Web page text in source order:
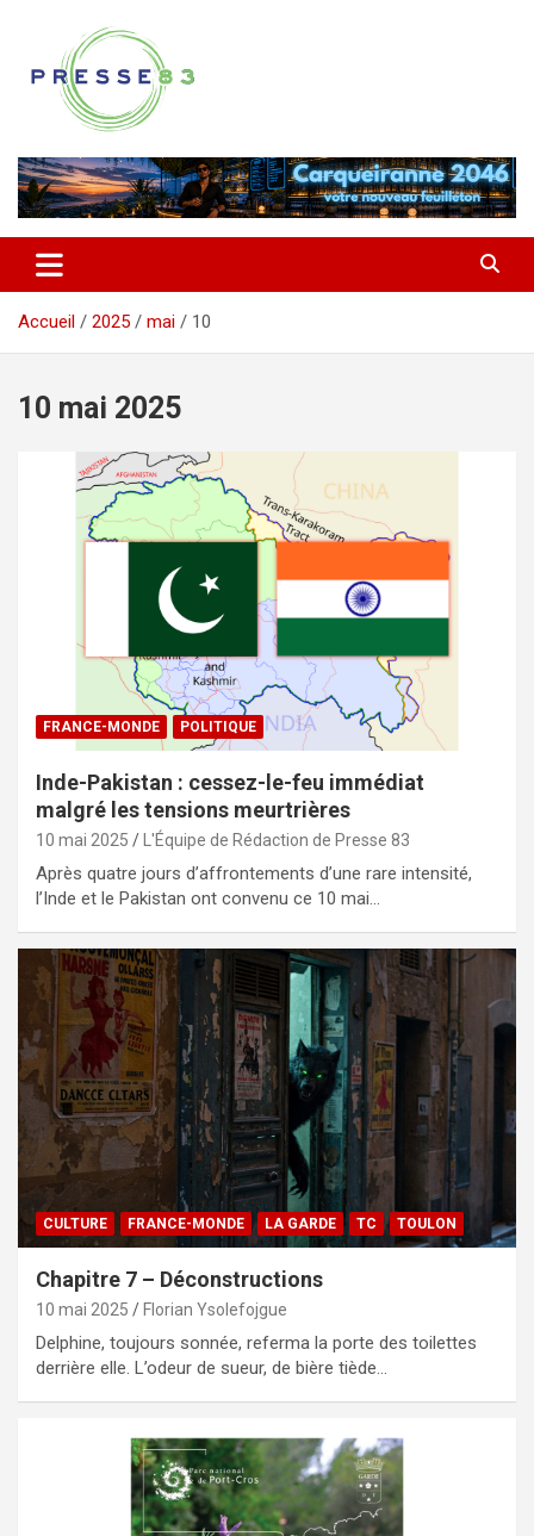
contenu
Presse 83
Accueil 2025 mai 10
10 mai 2025
FRANCE-MONDE POLITIQUE
Inde-Pakistan : cessez-le-feu immédiat
malgré les tensions meurtrières
10 mai 2025 L'Équipe de Rédaction de Presse 83
Après quatre jours d’affrontements d’une rare intensité,
l’Inde et le Pakistan ont convenu ce 10 mai…
CULTURE FRANCE-MONDE LA GARDE TC TOULON
Chapitre 7 – Déconstructions
10 mai 2025 Florian Ysolefojgue
Delphine, toujours sonnée, referma la porte des toilettes
derrière elle. L’odeur de sueur, de bière tiède…